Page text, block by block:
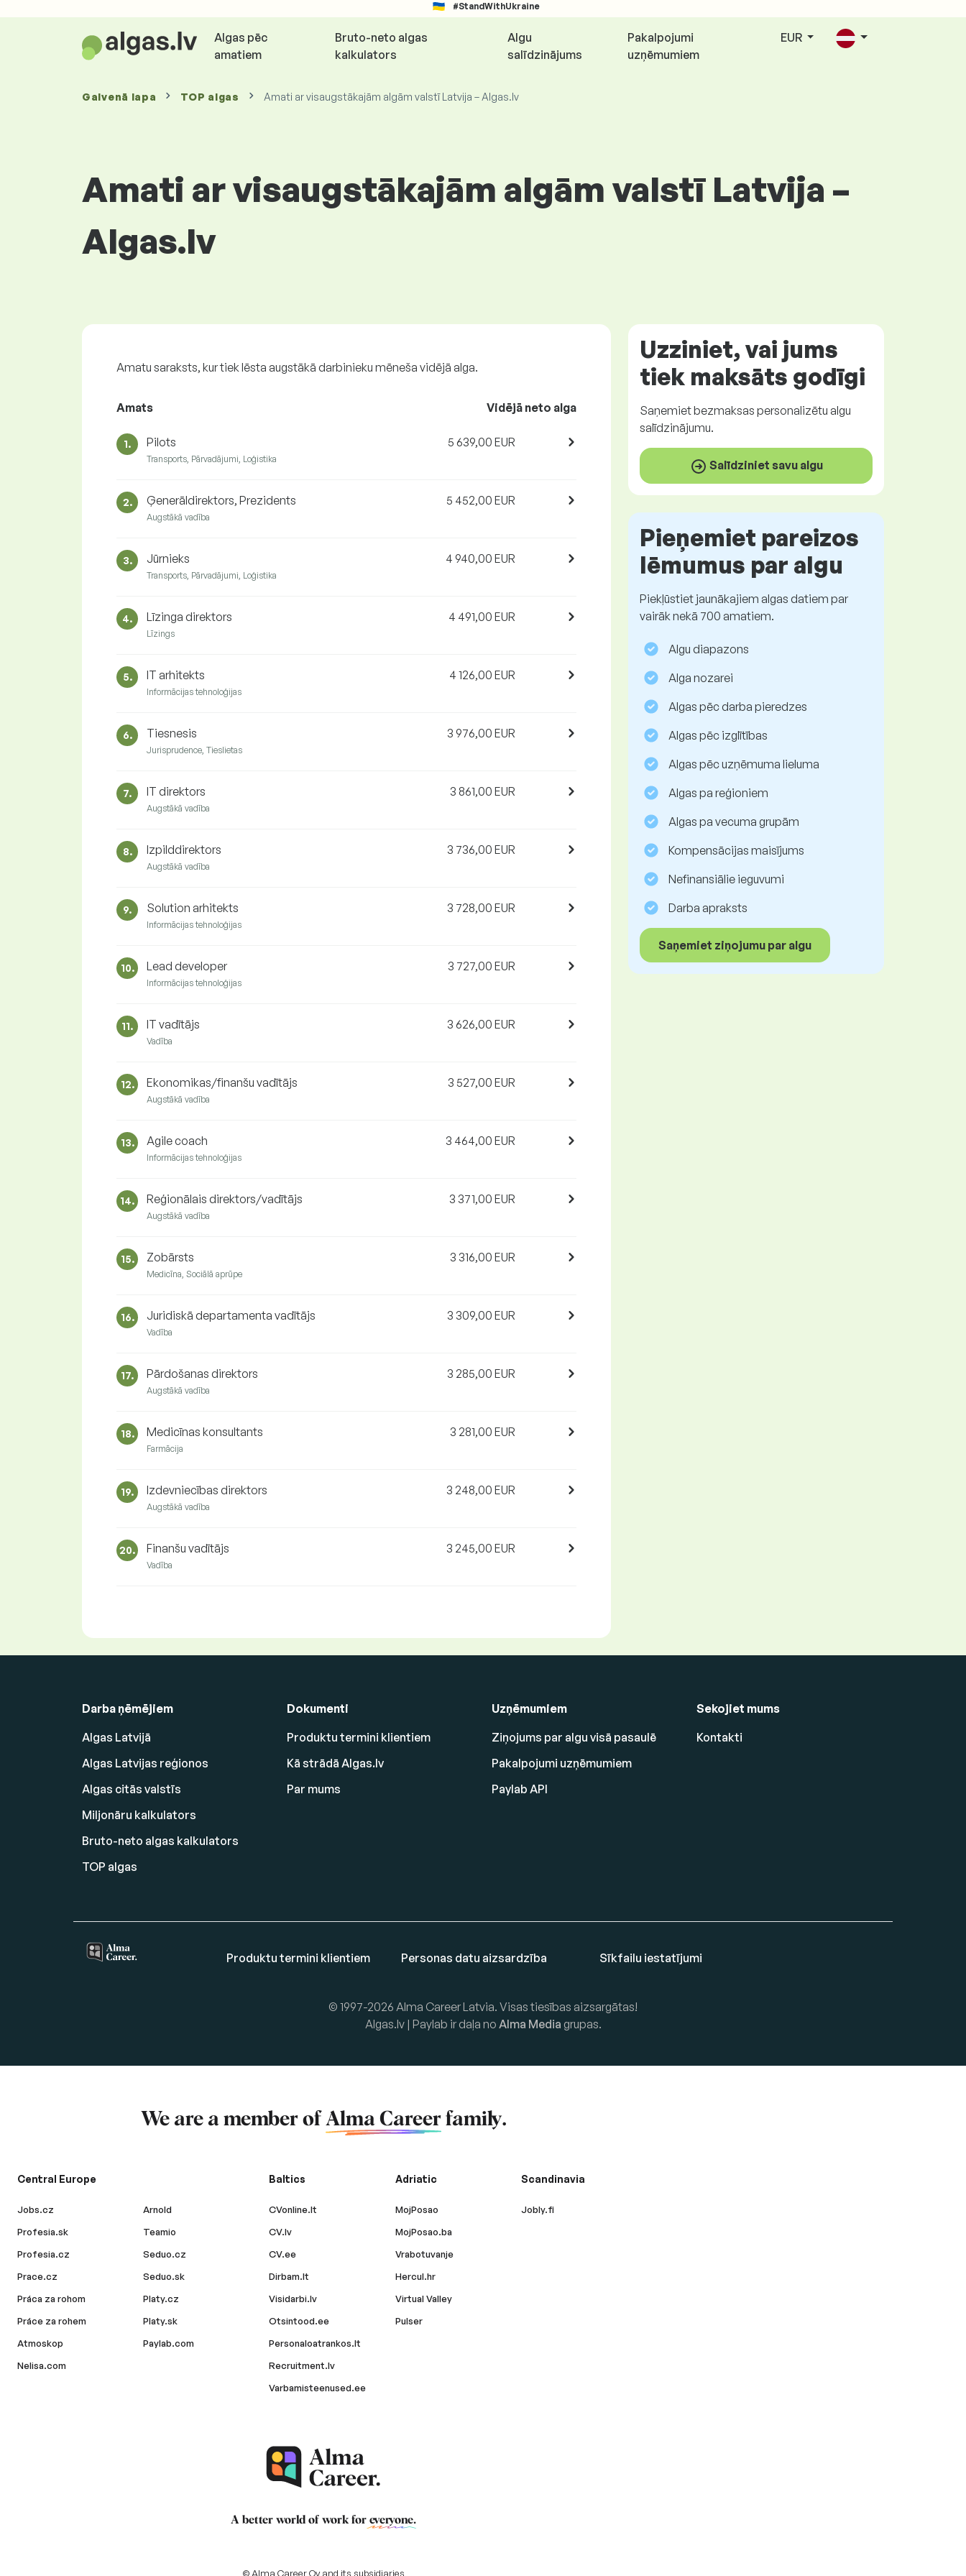
#StandWithUkraine
Algas pēc
amatiem
Bruto-neto algas
kalkulators
Algu
salīdzinājums
Pakalpojumi
uzņēmumiem
EUR
Galvenā lapa TOP algas Amati ar visaugstākajām algām valstī Latvija – Algas.lv
Amati ar visaugstākajām algām valstī Latvija –
Algas.lv
Amatu saraksts, kur tiek lēsta augstākā darbinieku mēneša vidējā alga.
Amats Vidējā neto alga
1. Pilots
Transports, Pārvadājumi, Loģistika
5 639,00 EUR
2. Ģenerāldirektors, Prezidents
Augstākā vadība
5 452,00 EUR
3. Jūrnieks
Transports, Pārvadājumi, Loģistika
4 940,00 EUR
4. Līzinga direktors
Līzings
4 491,00 EUR
5. IT arhitekts
Informācijas tehnoloģijas
4 126,00 EUR
6. Tiesnesis
Jurisprudence, Tieslietas
3 976,00 EUR
7. IT direktors
Augstākā vadība
3 861,00 EUR
8. Izpilddirektors
Augstākā vadība
3 736,00 EUR
9. Solution arhitekts
Informācijas tehnoloģijas
3 728,00 EUR
10. Lead developer
Informācijas tehnoloģijas
3 727,00 EUR
11. IT vadītājs
Vadība
3 626,00 EUR
12. Ekonomikas/finanšu vadītājs
Augstākā vadība
3 527,00 EUR
13. Agile coach
Informācijas tehnoloģijas
3 464,00 EUR
14. Reģionālais direktors/vadītājs
Augstākā vadība
3 371,00 EUR
15. Zobārsts
Medicīna, Sociālā aprūpe
3 316,00 EUR
16. Juridiskā departamenta vadītājs
Vadība
3 309,00 EUR
17. Pārdošanas direktors
Augstākā vadība
3 285,00 EUR
18. Medicīnas konsultants
Farmācija
3 281,00 EUR
19. Izdevniecības direktors
Augstākā vadība
3 248,00 EUR
20. Finanšu vadītājs
Vadība
3 245,00 EUR
Uzziniet, vai jums
tiek maksāts godīgi
Saņemietbezmaksas personalizētu algu
salīdzinājumu.
Salīdziniet savu algu
Pieņemiet pareizos
lēmumus par algu
Piekļūstiet jaunākajiem algas datiem par
vairāk nekā 700 amatiem.
Algu diapazons
Alga nozarei
Algas pēc darba pieredzes
Algas pēc izglītības
Algas pēc uzņēmuma lieluma
Algas pa reģioniem
Algas pa vecuma grupām
Kompensācijas maisījums
Nefinansiālie ieguvumi
Darba apraksts
Saņemiet ziņojumu par algu
Darba ņēmējiem
Algas Latvijā
Algas Latvijas reģionos
Algas citās valstīs
Miljonāru kalkulators
Bruto-neto algas kalkulators
TOP algas
Dokumenti
Produktu termini klientiem
Kā strādā Algas.lv
Par mums
Uzņēmumiem
Ziņojums par algu visā pasaulē
Pakalpojumi uzņēmumiem
Paylab API
Sekojiet mums
Kontakti
Produktu termini klientiem Personas datu aizsardzība Sīkfailu iestatījumi
© 1997-2026 Alma Career Latvia. Visas tiesības aizsargātas!
Algas.lv | Paylab ir daļa no Alma Media grupas.
We are a member of Alma Careerfamily.
Central Europe
Jobs.cz
Profesia.sk
Profesia.cz
Prace.cz
Práca za rohom
Práce za rohem
Atmoskop
Nelisa.com
Arnold
Teamio
Seduo.cz
Seduo.sk
Platy.cz
Platy.sk
Paylab.com
Baltics
CVonline.lt
CV.lv
CV.ee
Dirbam.lt
Visidarbi.lv
Otsintood.ee
Personaloatrankos.lt
Recruitment.lv
Varbamisteenused.ee
Adriatic
MojPosao
MojPosao.ba
Vrabotuvanje
Hercul.hr
Virtual Valley
Pulser
Scandinavia
Jobly.fi
A better world of work for everyone.
© Alma Career Oy and its subsidiaries